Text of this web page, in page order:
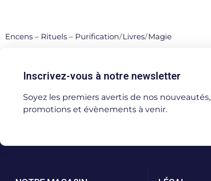
Encens – Rituels – Purification/Livres/Magie
Inscrivez-vous à notre newsletter
Soyez les premiers avertis de nos nouveautés,
promotions et évènements à venir.